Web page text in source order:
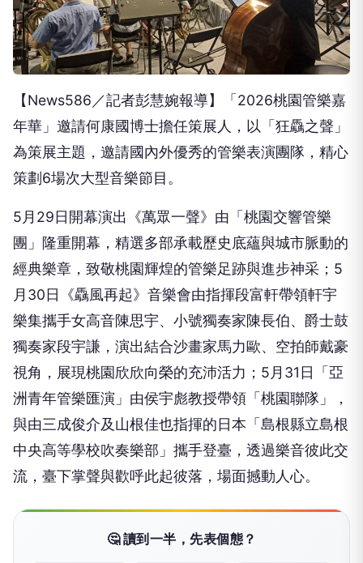
【News586／記者彭慧婉報導】「2026桃園管樂嘉
年華」邀請何康國博士擔任策展人，以「狂驫之聲」
為策展主題，邀請國內外優秀的管樂表演團隊，精心
策劃6場次大型音樂節目。
5月29日開幕演出《萬眾一聲》由「桃園交響管樂
團」隆重開幕，精選多部承載歷史底蘊與城市脈動的
經典樂章，致敬桃園輝煌的管樂足跡與進步神采；5
月30日《驫風再起》音樂會由指揮段富軒帶領軒宇
樂集攜手女高音陳思宇、小號獨奏家陳長伯、爵士鼓
獨奏家段宇謙，演出結合沙畫家馬力歐、空拍師戴豪
視角，展現桃園欣欣向榮的充沛活力；5月31日「亞
洲青年管樂匯演」由侯宇彪教授帶領「桃園聯隊」，
與由三成俊介及山根佳也指揮的日本「島根縣立島根
中央高等學校吹奏樂部」攜手登臺，透過樂音彼此交
流，臺下掌聲與歡呼此起彼落，場面撼動人心。
🤔 讀到一半，先表個態？